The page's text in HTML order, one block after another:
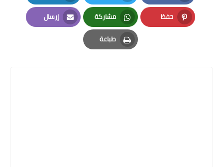
Facebook
Twitter
LinkedIn
حفظ
Pinterest
مشاركة
Whatsapp
إرسال
Email
طباعة
Print